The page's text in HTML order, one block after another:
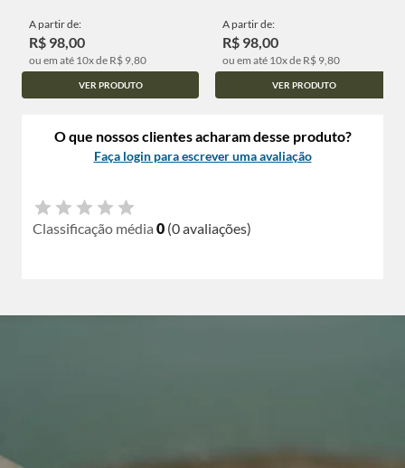
A partir de:
R$ 98,00
ou em até 10x de R$ 9,80
VER PRODUTO
A partir de:
R$ 98,00
ou em até 10x de R$ 9,80
VER PRODUTO
O que nossos clientes acharam desse produto?
Faça login para escrever uma avaliação
Classificação média 0 (0 avaliações)